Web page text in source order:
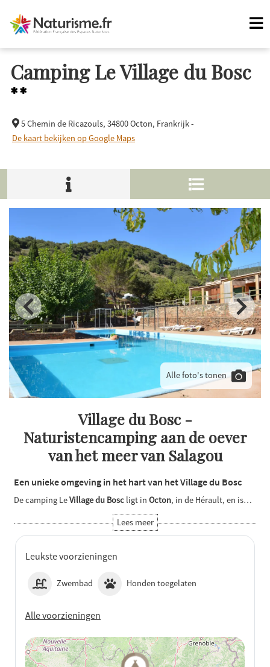
Camping Le Village du Bosc
**
5 Chemin de Ricazouls, 34800 Octon, Frankrijk -
De kaart bekijken op Google Maps
Leukste voorzieningen
Zwembad Honden toegelaten
Alle voorzieningen
Alle foto's tonen
Village du Bosc -
Naturistencamping aan de oever
van het meer van Salagou
Een unieke omgeving in het hart van het Village du Bosc
De camping LeVillage du Bosc ligt in Octon, in de Hérault, en is…